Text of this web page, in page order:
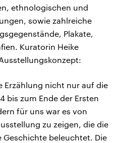
ethnologischen und
sowie zahlreiche
Plakate,
Kuratorin Heike
Erzählung nicht nur auf die
bis zum Ende der Ersten
für uns war es von
zu zeigen, die die
Geschichte beleuchtet. Die